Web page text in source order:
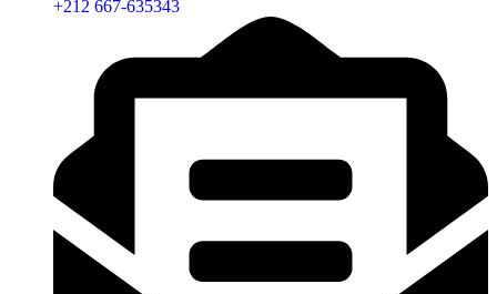
+212 667-635343